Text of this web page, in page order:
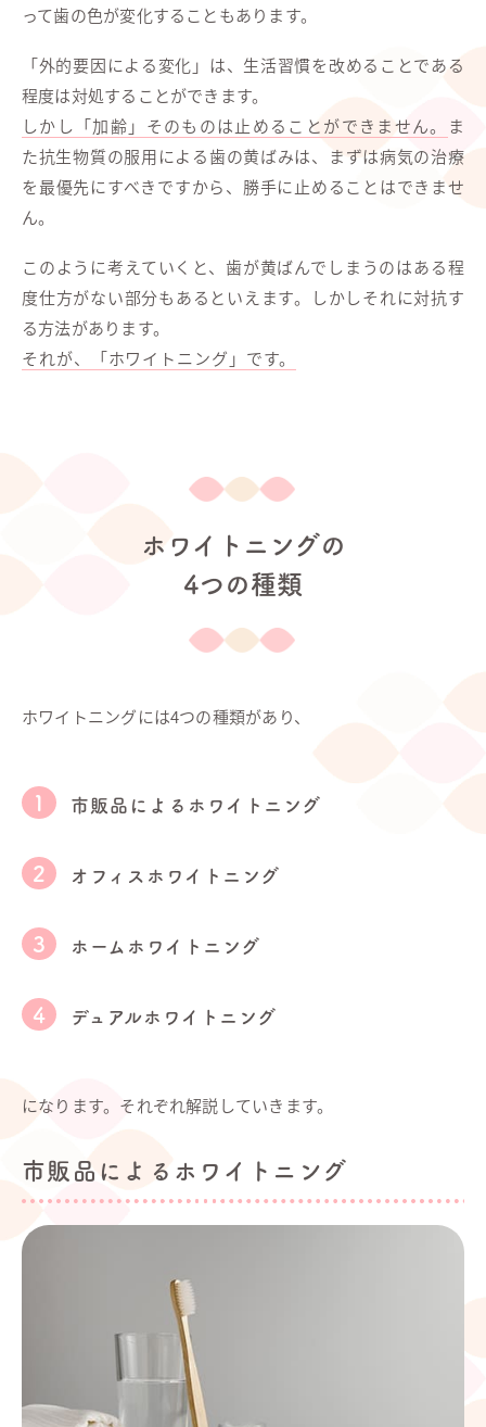
って歯の色が変化することもあります。
「外的要因による変化」は、生活習慣を改めることである
程度は対処することができます。
しかし「加齢」そのものは止めることができません。
ま
た抗生物質の服用による歯の黄ばみは、まずは病気の治療
を最優先にすべきですから、勝手に止めることはできませ
ん。
このように考えていくと、歯が黄ばんでしまうのはある程
度仕方がない部分もあるといえます。しかしそれに対抗す
る方法があります。
それが、「ホワイトニング」です。
ホワイトニングの
4つの種類
ホワイトニングには4つの種類があり、
市販品によるホワイトニング
オフィスホワイトニング
ホームホワイトニング
デュアルホワイトニング
になります。それぞれ解説していきます。
市販品によるホワイトニング